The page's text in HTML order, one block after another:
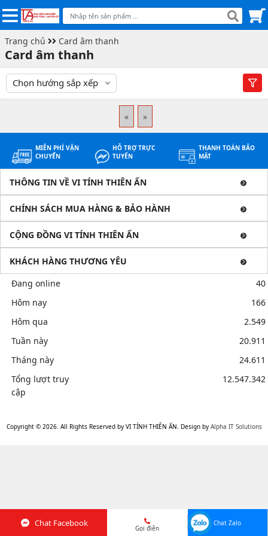
Trang chủ Card âm thanh
Card âm thanh
Chọn hướng sắp xếp
« »
MIỄN PHÍ VẬN
CHUYỂN
HỖ TRỢ TRỰC
TUYẾN
THANH TOÁN BẢO
MẬT
THÔNG TIN VỀ VI TÍNH THIÊN ẤN
CHÍNH SÁCH MUA HÀNG & BẢO HÀNH
CỘNG ĐỒNG VI TÍNH THIÊN ẤN
KHÁCH HÀNG THƯƠNG YÊU
Đang online
40
Hôm nay
166
Hôm qua
2.549
Tuần này
20.911
Tháng này
24.611
Tổng lượt truy
cập
12.547.342
net giá cao Sửa điện thoại tại Quảng Ngãi, Ép kính Iphone, Sửa lỗi
Copyright © 2026. All Rights Reserved by VI TÍNH THIÊN ẤN. Design by Alpha IT Solutions
Chat Facebook Gọi điện
Chat Zalo